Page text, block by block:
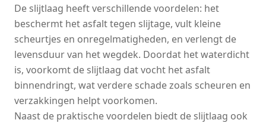
De slijtlaag heeft verschillende voordelen: het
beschermt het asfalt tegen slijtage, vult kleine
scheurtjes en onregelmatigheden, en verlengt de
levensduur van het wegdek. Doordat het waterdicht
is, voorkomt de slijtlaag dat vocht het asfalt
binnendringt, wat verdere schade zoals scheuren en
verzakkingen helpt voorkomen.
Naast de praktische voordelen biedt de slijtlaag ook